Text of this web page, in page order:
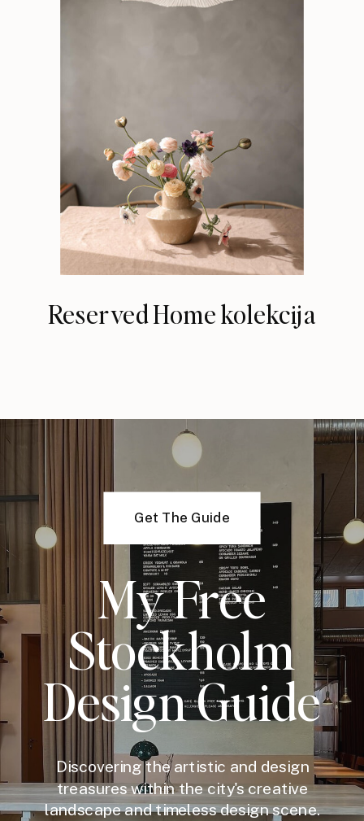
Reserved Home kolekcija
Get The Guide
My Free
Stockholm
Design Guide
Discovering the artistic and design
treasures within the city's creative
landscape and timeless design scene.